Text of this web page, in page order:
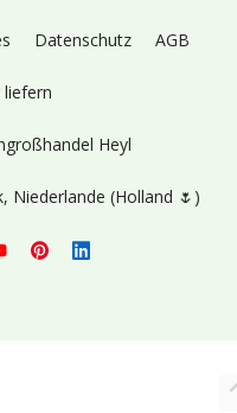
Datenschutz AGB
liefern
Heyl
Niederlande (Holland 🌷)